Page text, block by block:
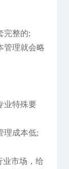
完整的;
管理就会略
业特殊要
理成本低;
业市场，给